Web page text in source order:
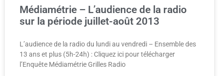
Médiamétrie – L’audience de la radio
sur la période juillet-août 2013
L’audience de la radio du lundi au vendredi – Ensemble des
13 ans et plus (5h-24h) : Cliquez ici pour télécharger
l’Enquête Médiamétrie Grilles Radio